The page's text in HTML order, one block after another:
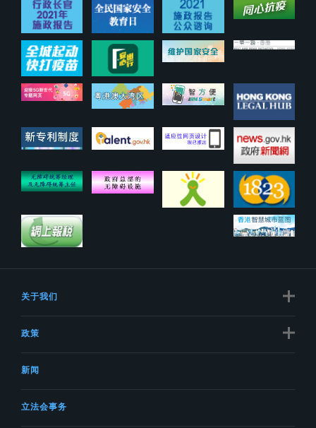
关于我们
政策
新闻
立法会事务